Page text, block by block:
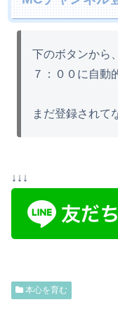
下のボタンから
７：００に自動
まだ登録されて
↓↓↓
本心を育む